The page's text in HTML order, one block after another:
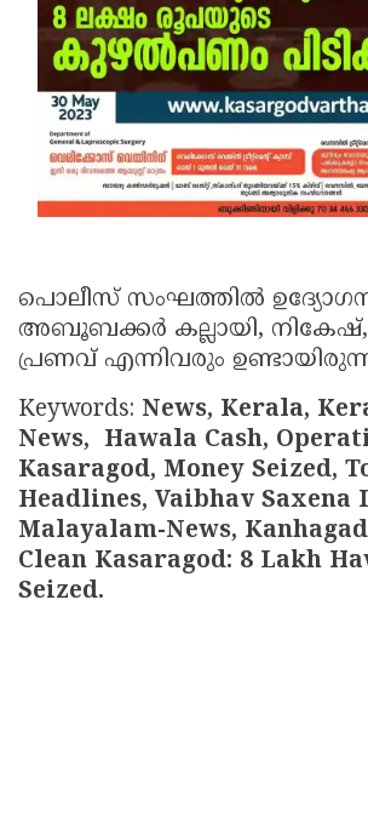
പൊലീസ് സംഘത്തില്‍
അബൂബക്കര്‍ കല്ലായി,
പ്രണവ് എന്നിവരും
Keywords: News, Kerala,
News, Hawala Cash,
Kasaragod, Money Seized,
Headlines, Vaibhav Saxena
Malayalam-News,
Clean Kasaragod: 8 Lakh
Seized.